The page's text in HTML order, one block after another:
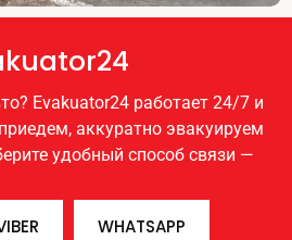
Evakuator24 работает 24/7 и
аккуратно эвакуируем
удобный способ связи —
WHATSAPP